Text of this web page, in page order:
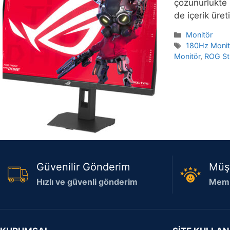
çözünürlükte
de içerik
Kategoriler
Monitör
Etiketler
180Hz
Monitör, ROG
Güvenilir Gönderim
Hızlı ve güvenli gönderim